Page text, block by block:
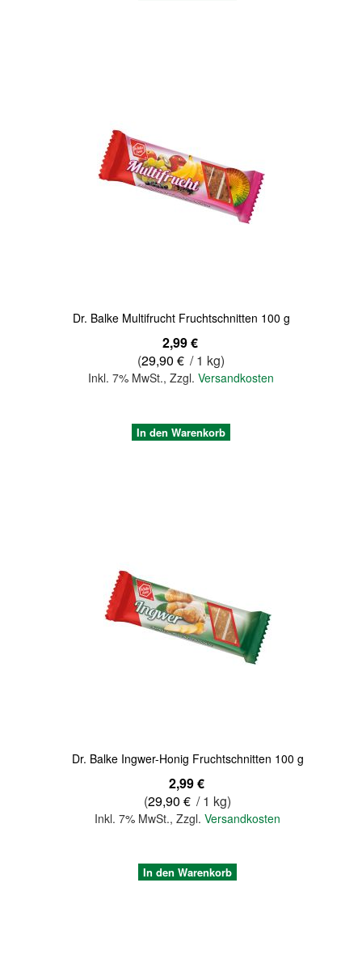
Dr. Balke Multifrucht Fruchtschnitten 100 g
2,99 €
(29,90 € / 1 kg)
Inkl. 7% MwSt., Zzgl. Versandkosten
In den Warenkorb
Dr. Balke Ingwer-Honig Fruchtschnitten 100 g
2,99 €
(29,90 € / 1 kg)
Inkl. 7% MwSt.,Zzgl.Versandkosten
In den Warenkorb